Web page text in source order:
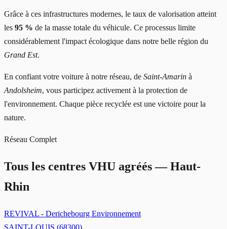
Grâce à ces infrastructures modernes, le taux de valorisation atteint
les 95 % de la masse totale du véhicule. Ce processus limite
considérablement l'impact écologique dans notre belle région du
Grand Est.
En confiant votre voiture à notre réseau, de Saint-Amarin à
Andolsheim, vous participez activement à la protection de
l'environnement. Chaque pièce recyclée est une victoire pour la
nature.
Réseau Complet
Tous les centres VHU agréés —Haut-
Rhin
REVIVAL - Derichebourg Environnement
SAINT-LOUIS (68300)